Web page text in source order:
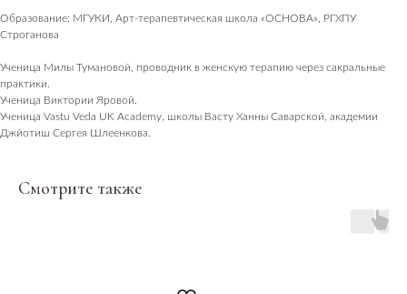
Образование: МГУКИ, Арт-терапевтическая школа «ОСНОВА», РГХПУ
Строганова
Ученица Милы Тумановой, проводник в женскую терапию через сакральные
практики.
Ученица Виктории Яровой.
Ученица Vastu Veda UK Academy, школы Васту Ханны Саварской, академии
Джйотиш Сергея Шлеенкова.
Смотрите также
БУДЬ БЛИЖЕ К НАМ
Согласие с политикой обработки данных
Пользовательское соглашение
Оферта посещения занятий